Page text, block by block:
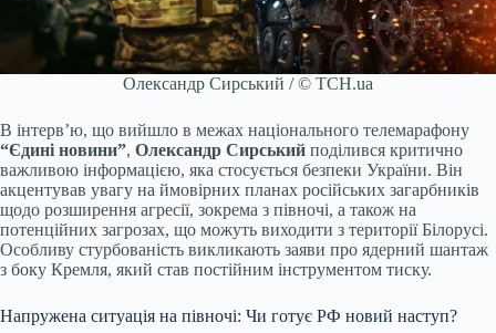
Олександр Сирський / © ТСН.ua
В інтерв’ю, що вийшло в межах національного телемарафону
“Єдині новини”, Олександр Сирський поділився критично
важливою інформацією, яка стосується безпеки України. Він
акцентував увагу на ймовірних планах російських загарбників
щодо розширення агресії, зокрема з півночі, а також на
потенційних загрозах, що можуть виходити з території Білорусі.
Особливу стурбованість викликають заяви про ядерний шантаж
з боку Кремля, який став постійним інструментом тиску.
Напружена ситуація на півночі: Чи готує РФ новий наступ?